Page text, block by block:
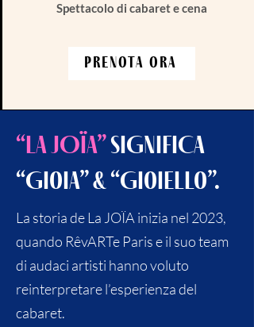
Spettacolo di cabaret e cena
Prenota ora
“La JOÏA”SIGNIFICA
“Gioia” & “Gioiello”.
La storia de La JOÏA inizia nel 2023,
quando RêvARTe Paris e il suo team
di audaci artisti hanno voluto
reinterpretare l’esperienza del
cabaret.